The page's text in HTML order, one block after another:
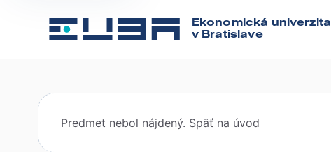
Ekonomická univerzita
v Bratislave
Predmet nebol nájdený. Späť na úvod